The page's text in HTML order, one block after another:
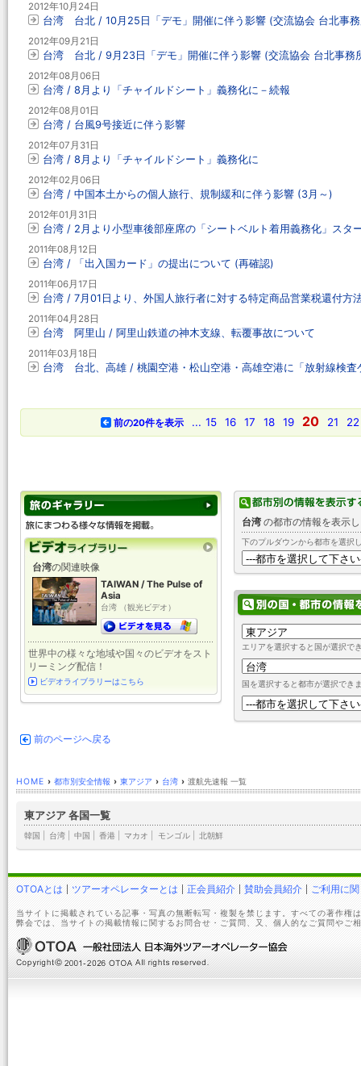
2012年10月24日
台湾 台北 / 10月25日「デモ」開催に伴う影響 (交流協会 台北事
2012年09月21日
台湾 台北 / 9月23日「デモ」開催に伴う影響 (交流協会 台北事務
2012年08月06日
台湾 / 8月より「チャイルドシート」義務化に－続報
2012年08月01日
台湾 / 台風9号接近に伴う影響
2012年07月31日
台湾 / 8月より「チャイルドシート」義務化に
2012年02月06日
台湾 / 中国本土からの個人旅行、規制緩和に伴う影響 (3月～)
2012年01月31日
台湾 / 2月より小型車後部座席の「シートベルト着用義務化」スタ
2011年08月12日
台湾 / 「出入国カード」の提出について (再確認)
2011年06月17日
台湾 / 7月01日より、外国人旅行者に対する特定商品営業税還付方
2011年04月28日
台湾 阿里山 / 阿里山鉄道の神木支線、転覆事故について
2011年03月18日
台湾 台北、高雄 / 桃園空港・松山空港・高雄空港に「放射線検査
前の20件を表示 ... 15 16 17 18 19 20 21 22
台湾 の都市の情報を表示
下のプルダウンから都市を選択
エリアを選択すると国が選択で
国を選択すると都市が選択でき
台湾の関連映像
TAIWAN / The Pulse of
Asia
台湾 （観光ビデオ）
世界中の様々な地域や国々のビデオをスト
リーミング配信！
ビデオライブラリーはこちら
前のページへ戻る
HOME › 都市別安全情報 › 東アジア › 台湾 › 渡航先速報 一覧
東アジア 各国一覧
韓国 台湾 中国 香港 マカオ モンゴル| 北朝鮮
OTOAとは ツアーオペレーターとは 正会員紹介 賛助会員紹介 ご利用に
当サイトに掲載されている記事・写真の無断転写・複製を禁じます。すべての著作権
弊会では、当サイトの掲載情報に関するお問合せ・ご質問、又、個人的なご質問やご